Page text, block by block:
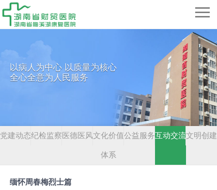
以病人为中心 以质量为核心
全心全意为人民服务
党建动态纪检监察 医德医风文化价值
体系
公益服务互动交流文明创建
缅怀周春梅烈士篇